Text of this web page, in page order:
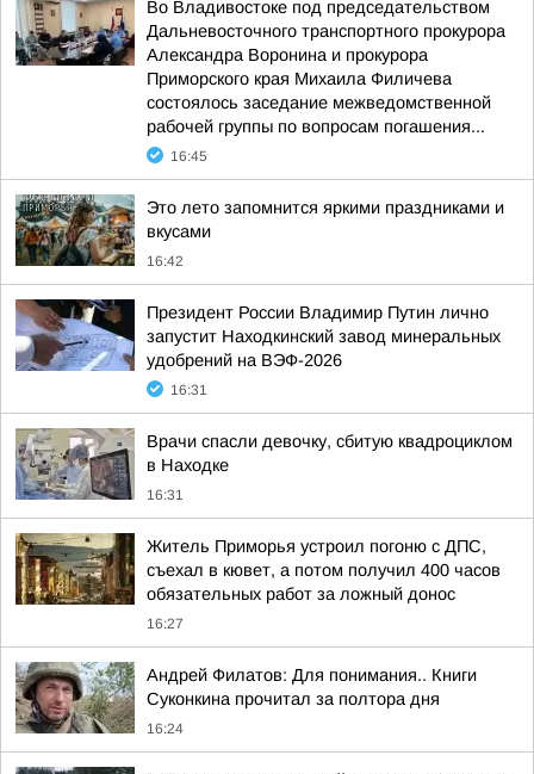
Во Владивостоке под председательством
Дальневосточного транспортного прокурора
Александра Воронина и прокурора
Приморского края Михаила Филичева
состоялось заседание межведомственной
рабочей группы по вопросам погашения...
16:45
Это лето запомнится яркими праздниками и
вкусами
16:42
Президент России Владимир Путин лично
запустит Находкинский завод минеральных
удобрений на ВЭФ-2026
16:31
Врачи спасли девочку, сбитую квадроциклом
в Находке
16:31
Житель Приморья устроил погоню с ДПС,
съехал в кювет, а потом получил 400 часов
обязательных работ за ложный донос
16:27
Андрей Филатов: Для понимания.. Книги
Суконкина прочитал за полтора дня
16:24